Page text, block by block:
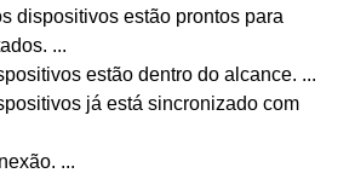
dispositivos estão prontos para
...
estão dentro do alcance. ...
já está sincronizado com
...